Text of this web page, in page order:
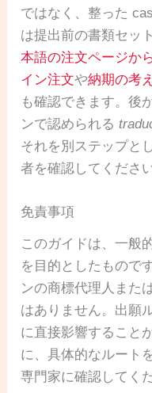
ではなく、整った
は提出前の書類セッ
本語の注文ページか
イン注文や納期の考
も確認できます。後
ンで認められる
それを別ステップと
者を確認してください
免責事項
このガイドは、一般
を目的としたもので
ンの商標代理人また
はありません。出願
に直接影響すること
に、具体的なルート
専門家に確認してく